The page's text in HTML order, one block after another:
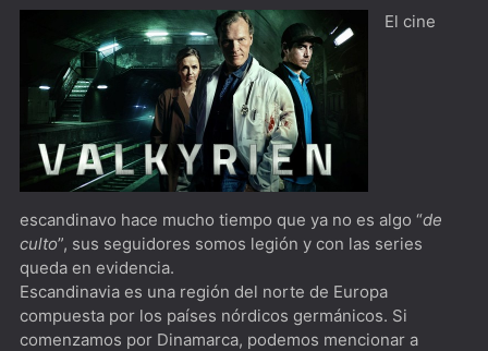
1883Donde caiga la flecha...
1923Yellowstone pero con Harrison Ford al frente
Argentina, 1985 [****] Indispensable verla junto a una o
un testigo de la época
El Gerente [***] Este año te quiero ver...
The West Wing [*****] Hablemos de política mientras
caminamos por los pasillos
Dimension 404 [***] Para los nostálgicos de La
El cine
escandinavo hace mucho tiempo que ya no es algo “de
culto”, sus seguidores somos legión y con las series
queda en evidencia.
Escandinavia es una región del norte de Europa
compuesta por los países nórdicos germánicos. Si
comenzamos por Dinamarca, podemos mencionar a